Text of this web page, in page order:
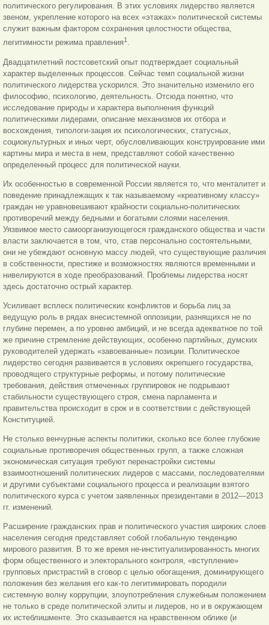
политического регулирования. В этих условиях лидерство является
звеном, укрепление которого на всех «этажах» политической системы
служит важным фактором сохранения целостности общества,
легитимности режима правления1 .
Двадцатилетний постсоветский опыт подтверждает социальный
характер выделенных процессов. Сейчас темп социальной жизни
политического лидерства ускорился. Это значительно изменило его
философию, психологию, деятельность. Отсюда понятно, что
исследование природы и характера выполнения функций
политическими лидерами, описание механизмов их отбора и
восхождения, типологи-зация их психологических, статусных,
социокультурных и иных черт, обусловливающих конструирование ими
картины мира и места в нем, представляют собой качественно
определенный процесс для политической науки.
Их особенностью в современной России является то, что менталитет и
поведение принадлежащих к так называемому «креативному классу»
граждан не уравновешивают крайности социально-политических
противоречий между бедными и богатыми слоями населения.
Уязвимое место самоорганизующегося гражданского общества и части
власти заключается в том, что, став персонально состоятельными,
они не убеждают основную массу людей, что существующие различия
в собственности, престиже и возможностях являются временными и
нивелируются в ходе преобразований. Проблемы лидерства носят
здесь достаточно острый характер.
Усиливает всплеск политических конфликтов и борьба лиц за
ведущую роль в рядах внесистемной оппозиции, разнящихся не по
глубине перемен, а по уровню амбиций, и не всегда адекватное по той
же причине стремление действующих, особенно партийных, думских
руководителей удержать «завоеванные» позиции. Политическое
лидерство сегодня развивается в условиях окрепшего государства,
проводящего структурные реформы, и потому политические
требования, действия отмеченных группировок не подрывают
стабильности существующего строя, смена парламента и
правительства происходит в срок и в соответствии с действующей
Конституцией.
Не столько венчурные аспекты политики, сколько все более глубокие
социальные противоречия общественных групп, а также сложная
экономическая ситуация требуют перенастройки системы
взаимоотношений политических лидеров с массами, последователями
и другими субъектами социального процесса и реализации взятого
политического курса с учетом заявленных президентами в 2012—2013
гг. изменений.
Расширение гражданских прав и политического участия широких слоев
населения сегодня представляет собой глобальную тенденцию
мирового развития. В то же время не-институализированность многих
форм общественного и электорального контроля, «вступление»
групповых пристрастий в сговор с целью обогащения, доминирующего
положения без желания его как-то легитимировать породили
системную волну коррупции, злоупотребления служебным положением
не только в среде политической элиты и лидеров, но и в окружающем
их истеблишменте. Это сказывается на нравственном облике (и